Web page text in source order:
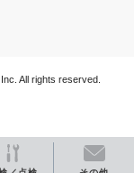
All rights reserved.